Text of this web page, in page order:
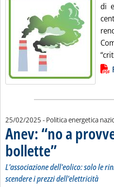
di
Lista allegati PDF alla
25/02/2025 - Politica energetica
Anev: “no a
bollette”. Sottotitolo:
. Pubblicata martedì 25
L'associazione dell'eolico: solo le
scendere i prezzi dell'elettricità